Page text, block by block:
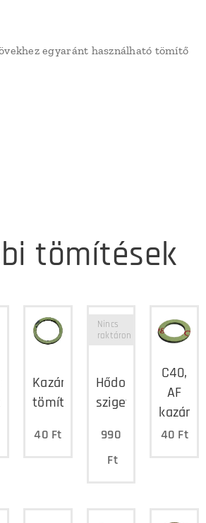
egyaránt használható tömítő
tömítések
Kazántest
tömítés
40 Ft
Hődob
szigetelés
Nincs
raktáron
990
Ft
C40,
AF
40 Ft